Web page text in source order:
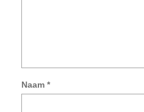
Naam *